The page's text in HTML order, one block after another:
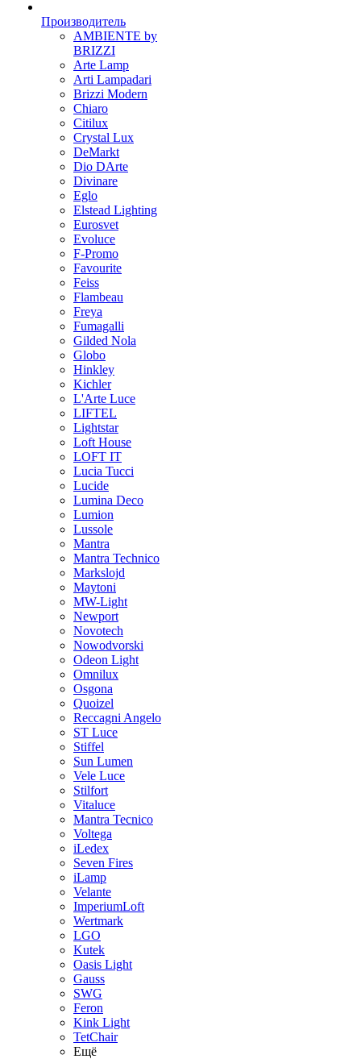
Производитель
AMBIENTE by
BRIZZI
Arte Lamp
Arti Lampadari
Brizzi Modern
Chiaro
Citilux
Crystal Lux
DeMarkt
Dio DArte
Divinare
Eglo
Elstead Lighting
Eurosvet
Evoluce
F-Promo
Favourite
Feiss
Flambeau
Freya
Fumagalli
Gilded Nola
Globo
Hinkley
Kichler
L'Arte Luce
LIFTEL
Lightstar
Loft House
LOFT IT
Lucia Tucci
Lucide
Lumina Deco
Lumion
Lussole
Mantra
Mantra Technico
Markslojd
Maytoni
MW-Light
Newport
Novotech
Nowodvorski
Odeon Light
Omnilux
Osgona
Quoizel
Reccagni Angelo
ST Luce
Stiffel
Sun Lumen
Vele Luce
Stilfort
Vitaluce
Mantra Tecnico
Voltega
iLedex
Seven Fires
iLamp
Velante
ImperiumLoft
Wertmark
LGO
Kutek
Oasis Light
Gauss
SWG
Feron
Kink Light
TetСhair
Ещё